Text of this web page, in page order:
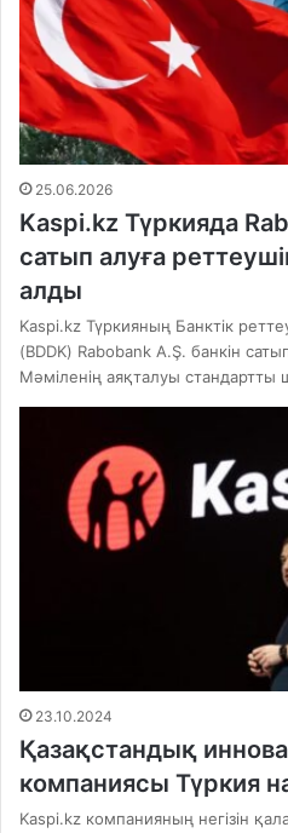
25.06.2026
Kaspi.kz Түркияда
сатып алуға
алды
Kaspi.kz Түркияның Банктік
(BDDK) Rabobank A.Ş. банкін
Мәміленің аяқталуы стандартты
23.10.2024
Қазақстандық
компаниясы Түркия
Kaspi.kz компанияның негізін